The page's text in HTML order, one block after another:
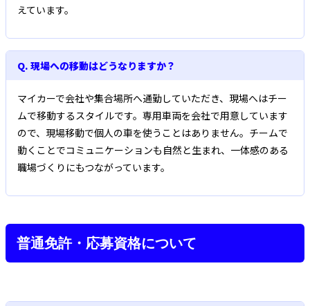
えています。
Q. 現場への移動はどうなりますか？
マイカーで会社や集合場所へ通勤していただき、現場へはチー
ムで移動するスタイルです。専用車両を会社で用意しています
ので、現場移動で個人の車を使うことはありません。チームで
動くことでコミュニケーションも自然と生まれ、一体感のある
職場づくりにもつながっています。
普通免許・応募資格について